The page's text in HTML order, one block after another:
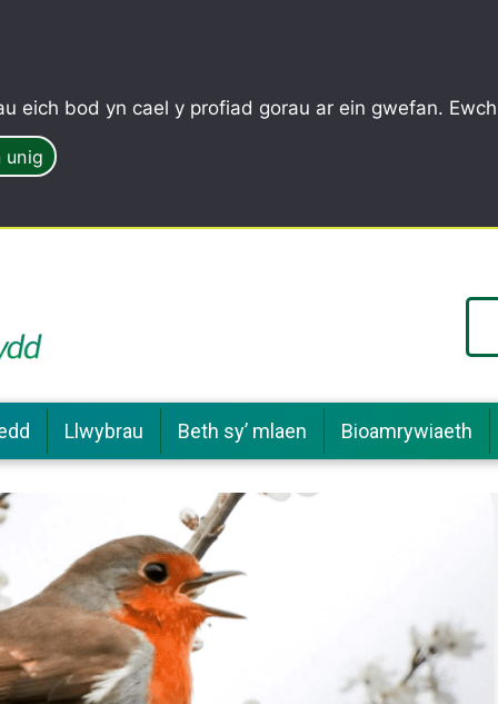
eich bod yn cael y profiad gorau ar ein gwefan.
unig
Llwybrau Beth sy’ mlaen Bioamrywiaeth